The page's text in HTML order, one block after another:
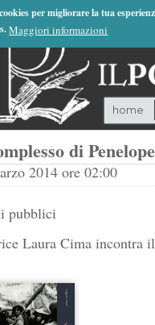
per migliorare la tua
Maggiori informazioni
home
di Penelope
2014 ore 02:00
pubblici
Laura Cima incontra